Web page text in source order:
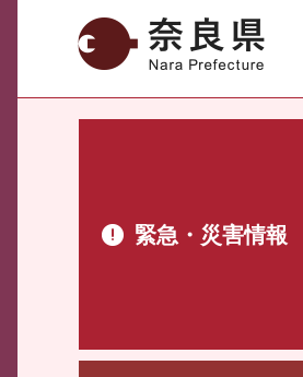
奈良県
緊急・災害情報